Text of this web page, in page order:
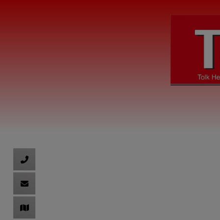
schließen
öffnen und schließen